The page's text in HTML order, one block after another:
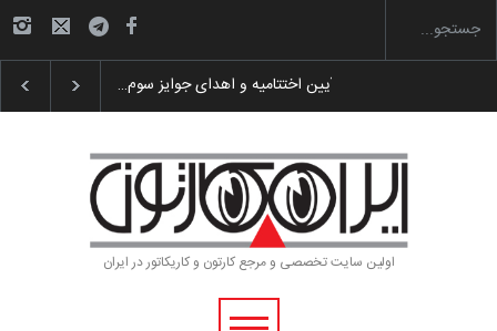
به یاد اردوغان باشول (۱۹۳۶–۲۰۲۶)
اولین سایت تخصصی و مرجع کارتون و کاریکاتور در ایران